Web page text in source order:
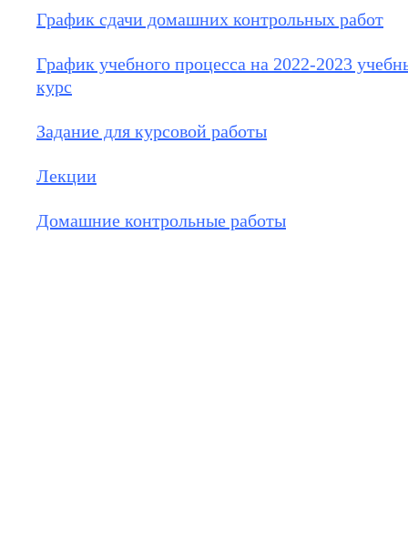
График сдачи домашних контрольных работ
График учебного процесса на 2022-2023
курс
Задание для курсовой работы
Лекции
Домашние контрольные работы